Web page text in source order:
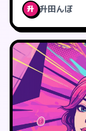
升 升田んぼ